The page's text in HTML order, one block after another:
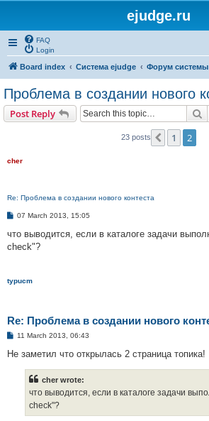
ejudge.ru
FAQ
Login
Board index Система ejudge Форум
Проблема в создании нового
Post Reply
23 posts Previous
1 2
cher
Re: Проблема в создании нового контеста
P
s
07 March 2013, 15:05
что выводится, если в каталоге задачи
check"?
typucm
Re: Проблема в создании нового
P
s
11 March 2013, 06:43
Не заметил что открылась 2 страница топика!
cher wrote:
что выводится, если в каталоге задачи
check"?